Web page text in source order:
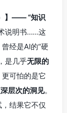
】—— “知识
说明书……这
经是AI的“硬
是几乎无限的
更可怕的是它
层次的洞见。
结果它不仅